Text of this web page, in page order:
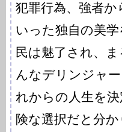
犯罪行為、強者
いった独自の美
民は魅了され、
んなデリンジャ
れからの人生を
険な選択だと分